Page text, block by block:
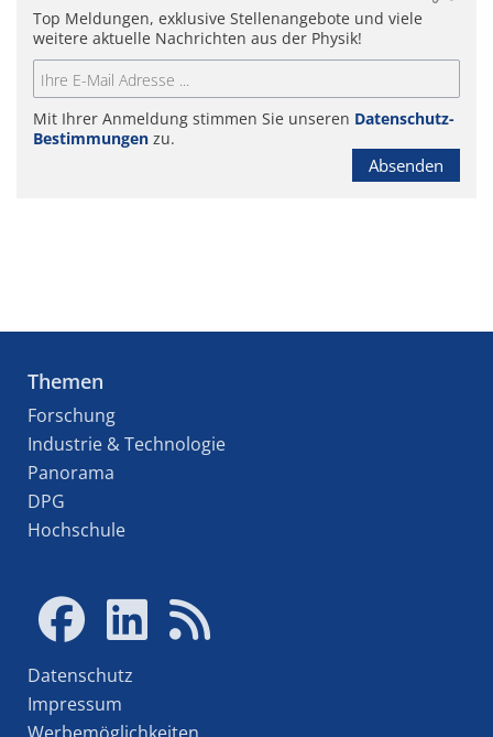
Top Meldungen, exklusive Stellenangebote und viele
weitere aktuelle Nachrichten aus der Physik!
Mit Ihrer Anmeldung stimmen Sie unseren Datenschutz-
Bestimmungen zu.
Absenden
Themen
Forschung
Industrie & Technologie
Panorama
DPG
Hochschule
Datenschutz
Impressum